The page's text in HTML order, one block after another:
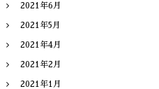
2021年6月
2021年5月
2021年4月
2021年2月
2021年1月